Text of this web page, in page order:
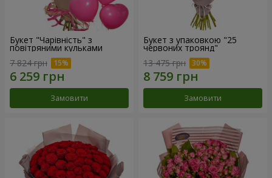
Букет "Чарівність" з
повітряними кульками
7 824 грн
Замовити
Букет з упаковкою "25
червоних троянд"
13 475 грн
Замовити